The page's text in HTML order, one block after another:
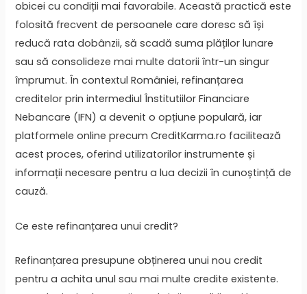
obicei cu condiții mai favorabile. Această practică este
folosită frecvent de persoanele care doresc să își
reducă rata dobânzii, să scadă suma plăților lunare
sau să consolideze mai multe datorii într-un singur
împrumut. În contextul României, refinanțarea
creditelor prin intermediul Înstitutiilor Financiare
Nebancare (IFN) a devenit o opțiune populară, iar
platformele online precum CreditKarma.ro facilitează
acest proces, oferind utilizatorilor instrumente și
informații necesare pentru a lua decizii în cunoștință de
cauză.
Ce este refinanțarea unui credit?
Refinanțarea presupune obținerea unui nou credit
pentru a achita unul sau mai multe credite existente.